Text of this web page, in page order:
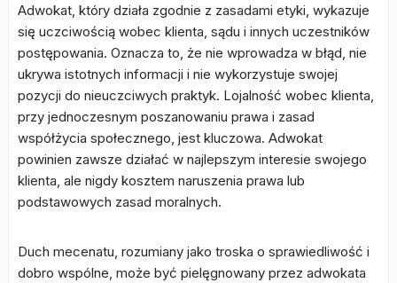
Adwokat, który działa zgodnie z zasadami etyki, wykazuje
się uczciwością wobec klienta, sądu i innych uczestników
postępowania. Oznacza to, że nie wprowadza w błąd, nie
ukrywa istotnych informacji i nie wykorzystuje swojej
pozycji do nieuczciwych praktyk. Lojalność wobec klienta,
przy jednoczesnym poszanowaniu prawa i zasad
współżycia społecznego, jest kluczowa. Adwokat
powinien zawsze działać w najlepszym interesie swojego
klienta, ale nigdy kosztem naruszenia prawa lub
podstawowych zasad moralnych.
Duch mecenatu, rozumiany jako troska o sprawiedliwość i
dobro wspólne, może być pielęgnowany przez adwokata